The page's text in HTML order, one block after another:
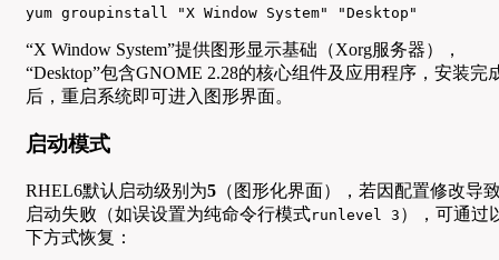
yum groupinstall "X Window System" "Desktop"
“X Window System”提供图形显示基础（Xorg服务器），
“Desktop”包含GNOME 2.28的核心组件及应用程序，安装完
后，重启系统即可进入图形界面。
启动模式
RHEL6默认启动级别为5 （图形化界面），若因配置修改导
启动失败（如误设置为纯命令行模式runlevel 3 ），可通过
下方式恢复：